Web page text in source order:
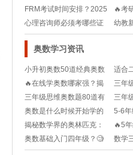
2025版必杀技速
点在
FRM考试时间安排？2025
年FRM考生
🔥考
未来
心理咨询师必须考哪些证
书？含金量高不高？
幼教
师的
奥数学习资讯
小升初奥数50道经典奥数
题甲乙合作？🤔如何快速
搞定这类题？✨
适合
哪些
学兴
🔥在线学奥数哪家强？揭
秘2024最佳学习平台🔍
三年
做准
三年级思维奥数题80道有
答案？🤔怎么选题才不踩
雷？🎁
三年
有哪
的
奥数是什么时候开始学的
呢🧐 学早了好不好？🤔
5-6年
是什
的数
揭秘数学界的奥林匹克：
奥数，那个让人“头大”的神
秘名字💡
🔥5
做
奥数基础入门四年级？🧐
如何打好数学思维基础？
数学
什么